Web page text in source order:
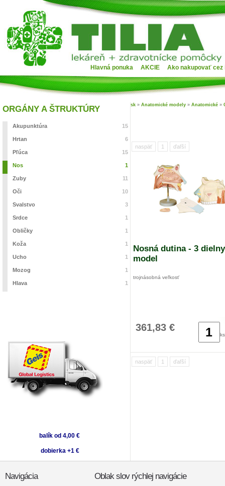
Hlavná ponuka AKCIE Ako nakupovať cez
sk » Anatomické modely » Anatomické »
naspäť 1 ďaľší
Nosná dutina - 3 dielny
model
trojnásobná veľkosť
361,83 €
ks
naspäť 1 ďaľší
ORGÁNY A ŠTRUKTÚRY
Akupunktúra 15
Hrtan 6
Pľúca 15
Nos 1
Zuby 11
Oči 10
Svalstvo 3
Srdce 1
Obličky 1
Koža 1
Ucho 1
Mozog 1
Hlava 1
balík od 4,00 €
dobierka +1 €
Navigácia Oblak slov rýchlej navigácie